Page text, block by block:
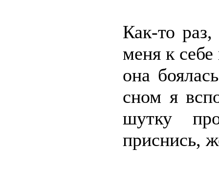
Как-то
меня к себе
она
сном я
шутку
приснись,